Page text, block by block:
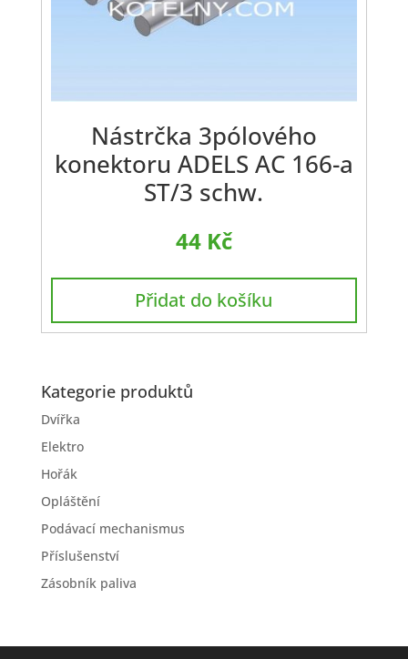
Nástrčka 3pólového
konektoru ADELS AC 166-a
ST/3 schw.
44 Kč
Přidat do košíku
Kategorie produktů
Dvířka
Elektro
Hořák
Opláštění
Podávací mechanismus
Příslušenství
Zásobník paliva